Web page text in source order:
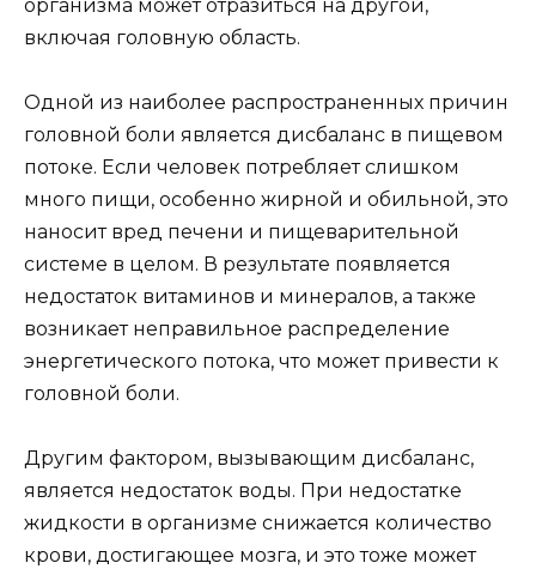
организма может отразиться на другой,
включая головную область.
Одной из наиболее распространенных причин
головной боли является дисбаланс в пищевом
потоке. Если человек потребляет слишком
много пищи, особенно жирной и обильной, это
наносит вред печени и пищеварительной
системе в целом. В результате появляется
недостаток витаминов и минералов, а также
возникает неправильное распределение
энергетического потока, что может привести к
головной боли.
Другим фактором, вызывающим дисбаланс,
является недостаток воды. При недостатке
жидкости в организме снижается количество
крови, достигающее мозга, и это тоже может